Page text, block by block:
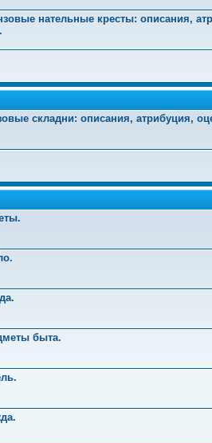
нательные кресты: описания,
складни: описания, атрибуция,
быта.